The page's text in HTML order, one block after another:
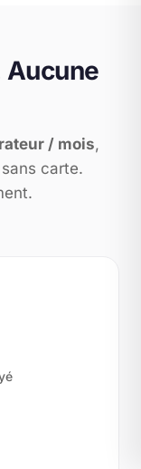
/ mois,
carte.